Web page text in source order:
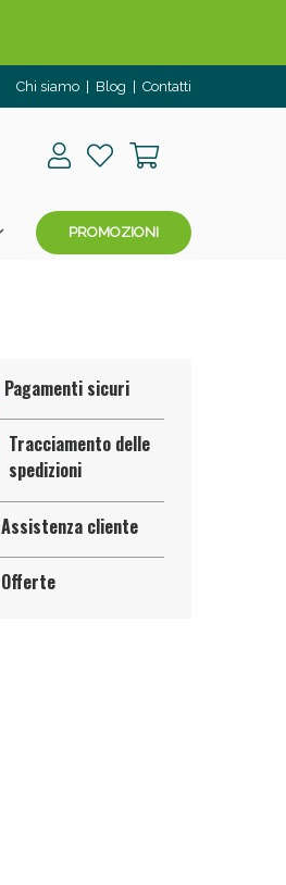
Chi siamo Blog Contatti
PROMOZIONI
Pagamenti sicuri
Tracciamento delle
spedizioni
Assistenza cliente
Offerte